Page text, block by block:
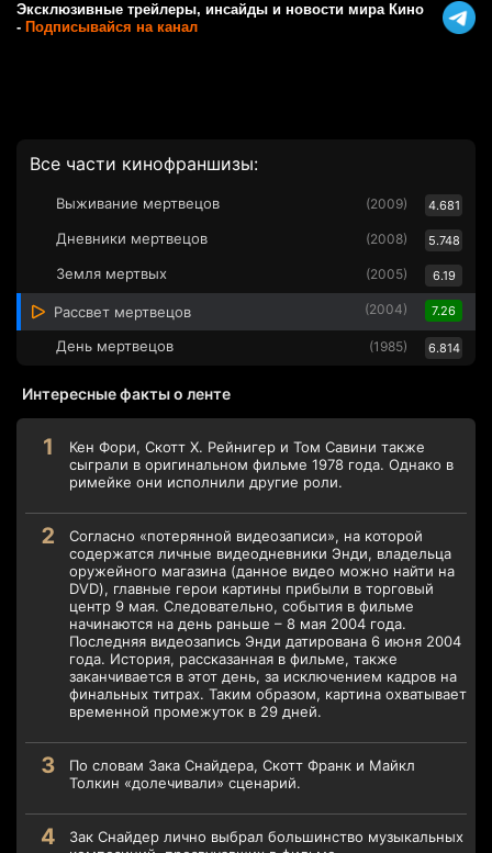
Эксклюзивные трейлеры, инсайды и новости мира Кино
- Подписывайся на канал
Все части кинофраншизы:
Выживание мертвецов (2009) 4.681
Дневники мертвецов (2008) 5.748
Земля мертвых (2005) 6.19
Рассвет мертвецов (2004) 7.26
День мертвецов (1985) 6.814
Интересные факты о ленте
Кен Фори, Скотт Х. Рейнигер и Том Савини также
сыграли в оригинальном фильме 1978 года. Однако в
римейке они исполнили другие роли.
Согласно «потерянной видеозаписи», на которой
содержатся личные видеодневники Энди, владельца
оружейного магазина (данное видео можно найти на
DVD), главные герои картины прибыли в торговый
центр 9 мая. Следовательно, события в фильме
начинаются на день раньше – 8 мая 2004 года.
Последняя видеозапись Энди датирована 6 июня 2004
года. История, рассказанная в фильме, также
заканчивается в этот день, за исключением кадров на
финальных титрах. Таким образом, картина охватывает
временной промежуток в 29 дней.
По словам Зака Снайдера, Скотт Франк и Майкл
Толкин «долечивали» сценарий.
Зак Снайдер лично выбрал большинство музыкальных